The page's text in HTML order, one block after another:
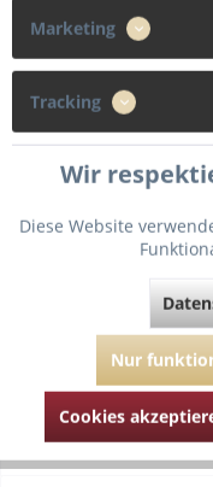
44
Marketing
Tracking
Wir
Diese Website
Nur
Cookies